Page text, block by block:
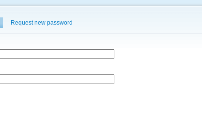
(active tab)
Request new password